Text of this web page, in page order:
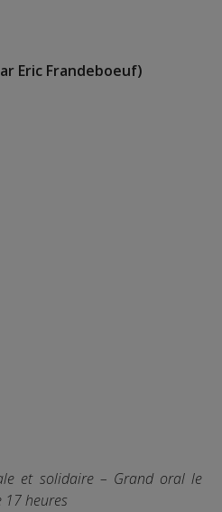
Eric Frandeboeuf)
et solidaire – Grand oral le
heures